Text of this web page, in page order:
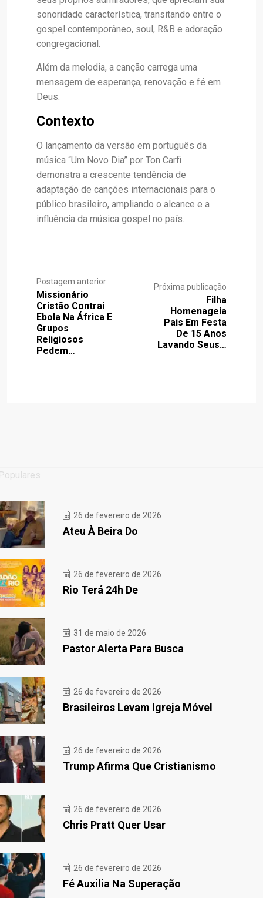
sonoridade característica, transitando entre o
gospel contemporâneo, soul, R&B e adoração
congregacional.
Além da melodia, a canção carrega uma
mensagem de esperança, renovação e fé em
Deus.
Contexto
O lançamento da versão em português da
música “Um Novo Dia” por Ton Carfi
demonstra a crescente tendência de
adaptação de canções internacionais para o
público brasileiro, ampliando o alcance e a
influência da música gospel no país.
Postagem anterior
Missionário
Cristão Contrai
Ebola Na África E
Grupos
Religiosos
Pedem…
Próxima publicação
Filha
Homenageia
Pais Em Festa
De 15 Anos
Lavando Seus…
26 de fevereiro de 2026
Ateu À Beira Do
26 de fevereiro de 2026
Rio Terá 24h De
31 de maio de 2026
Pastor Alerta Para Busca
26 de fevereiro de 2026
Brasileiros Levam Igreja Móvel
26 de fevereiro de 2026
Trump Afirma Que Cristianismo
26 de fevereiro de 2026
Chris Pratt Quer Usar
26 de fevereiro de 2026
Fé Auxilia Na Superação